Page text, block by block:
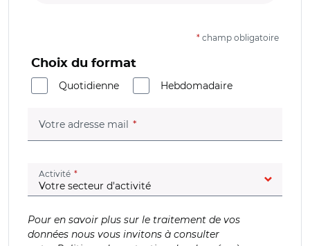
* champ obligatoire
Choix du format
Quotidienne
Hebdomadaire
Votre adresse mail (champ obligatoire)
Activité (champ obligatoire)
Pour en savoir plus sur le traitement de vos
données nous vous invitons à consulter